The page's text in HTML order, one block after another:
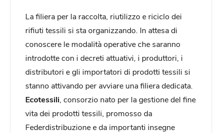
La filiera per la raccolta, riutilizzo e riciclo dei
rifiuti tessili si sta organizzando. In attesa di
conoscere le modalità operative che saranno
introdotte con i decreti attuativi, i produttori, i
distributori e gli importatori di prodotti tessili si
stanno attivando per avviare una filiera dedicata.
Ecotessili , consorzio nato per la gestione del fine
vita dei prodotti tessili, promosso da
Federdistribuzione e da importanti insegne